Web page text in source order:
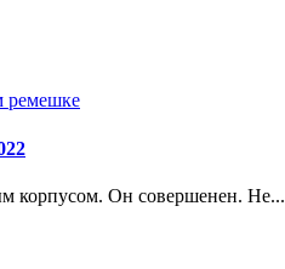
корпусом. Он совершенен. Не...